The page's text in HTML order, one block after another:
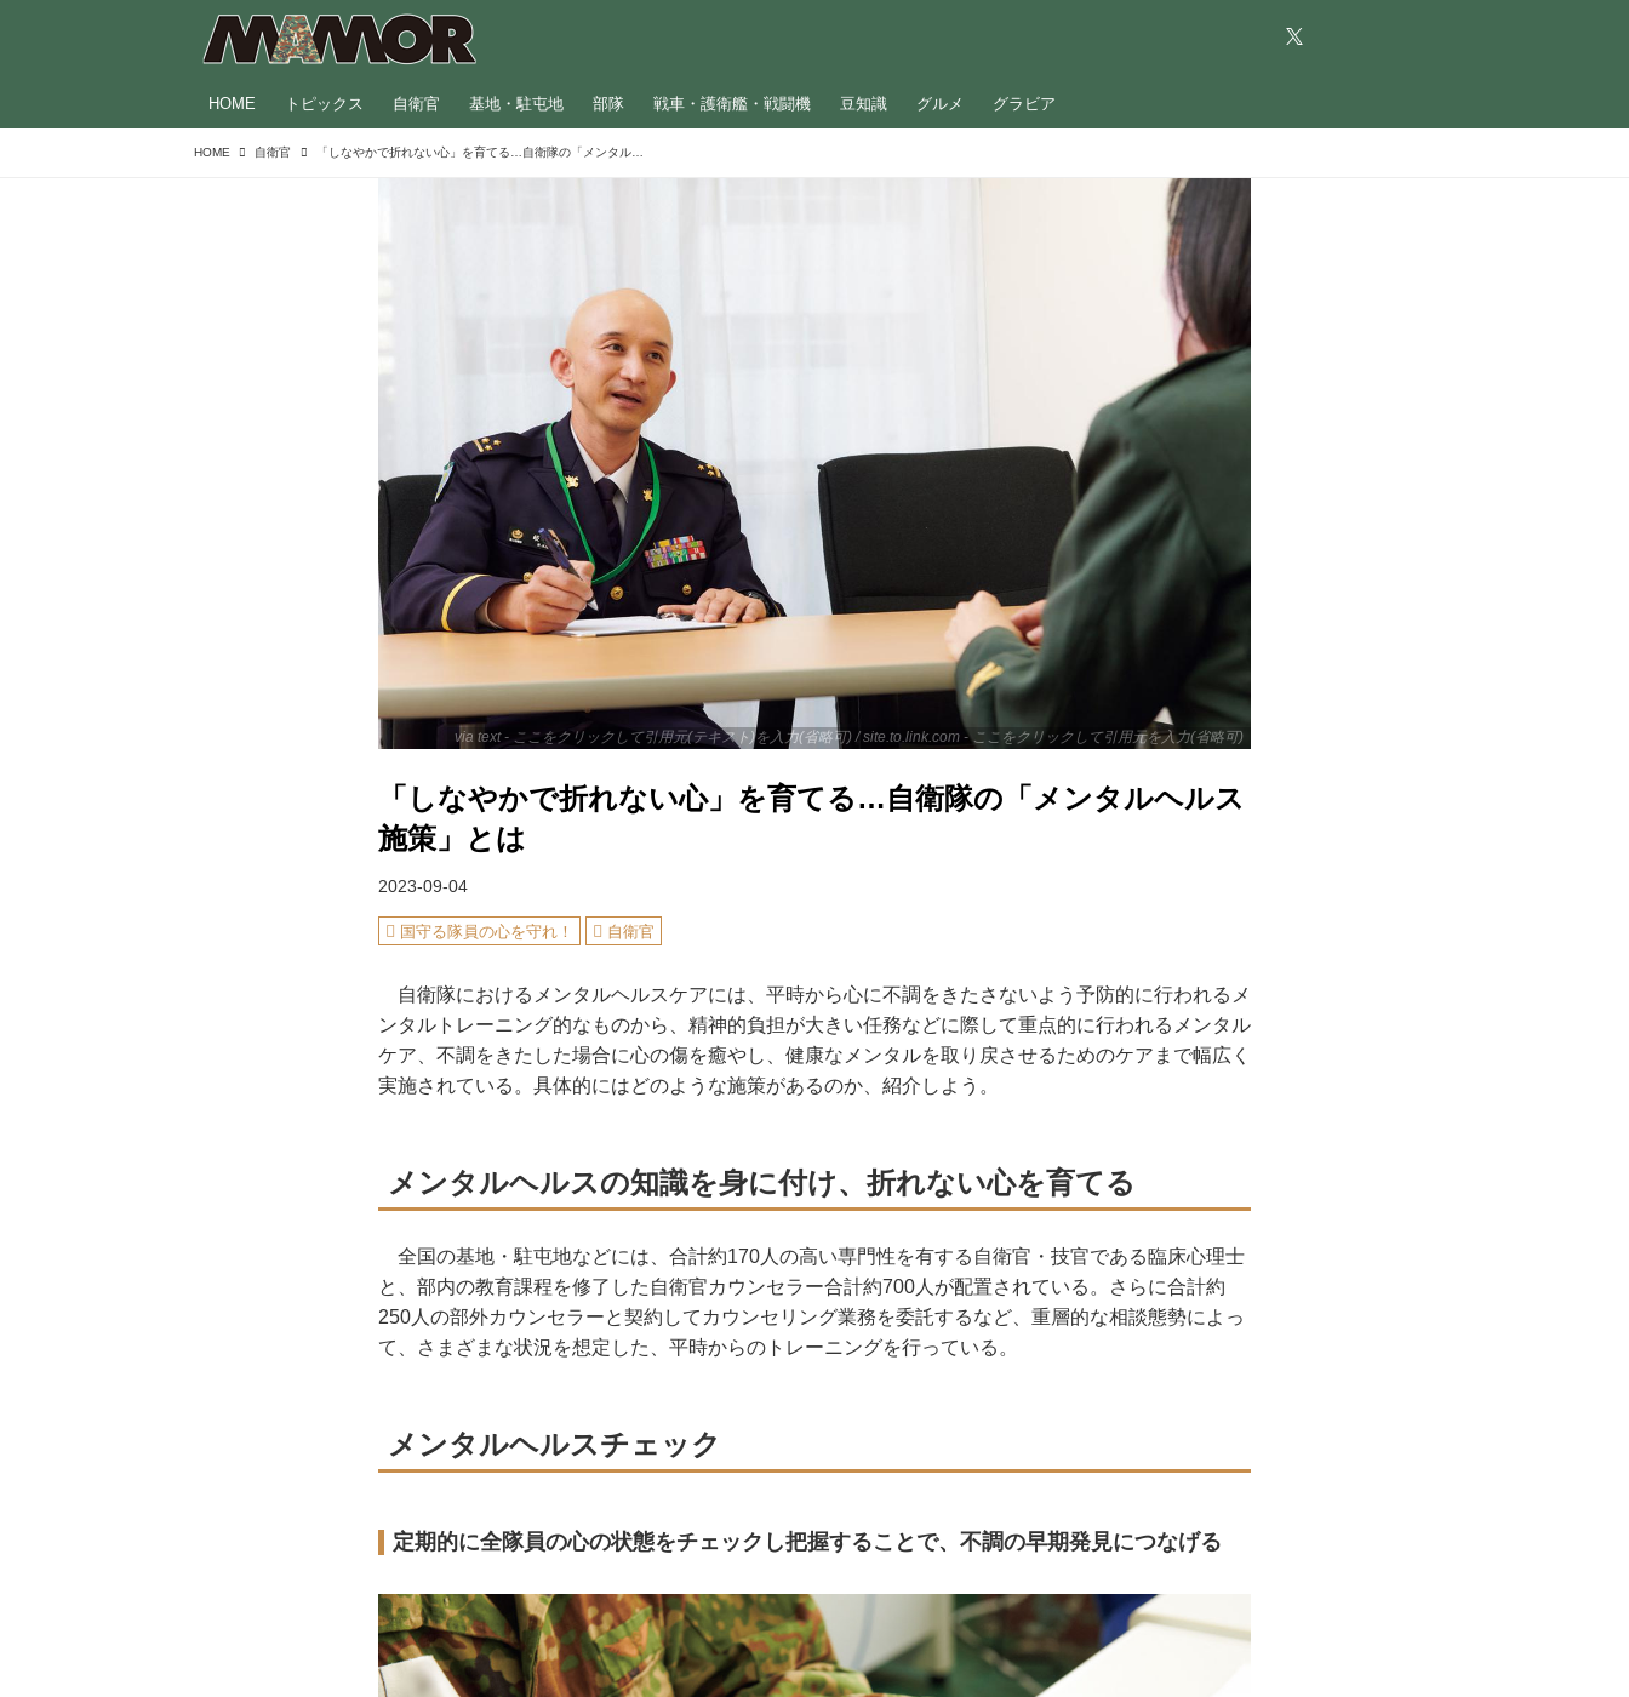
HOME トピックス 自衛官 基地・駐屯地 部隊 戦車・護衛艦・戦闘機 豆知識 グルメ グラビア
HOME 自衛官 「しなやかで折れない心」を育てる…自衛隊の「メンタルヘルス施策」とは
via text - ここをクリックして引用元(テキスト)を入力(省略可) / site.to.link.com - ここをクリックして引用元を入力(省略可)
「しなやかで折れない心」を育てる…自衛隊の「メンタルヘルス
施策」とは
2023-09-04
国守る隊員の心を守れ！ 自衛官
自衛隊におけるメンタルヘルスケアには、平時から心に不調をきたさないよう予防的に行われるメ
ンタルトレーニング的なものから、精神的負担が大きい任務などに際して重点的に行われるメンタル
ケア、不調をきたした場合に心の傷を癒やし、健康なメンタルを取り戻させるためのケアまで幅広く
実施されている。具体的にはどのような施策があるのか、紹介しよう。
メンタルヘルスの知識を身に付け、折れない心を育てる
全国の基地・駐屯地などには、合計約170人の高い専門性を有する自衛官・技官である臨床心理士
と、部内の教育課程を修了した自衛官カウンセラー合計約700人が配置されている。さらに合計約
250人の部外カウンセラーと契約してカウンセリング業務を委託するなど、重層的な相談態勢によっ
て、さまざまな状況を想定した、平時からのトレーニングを行っている。
メンタルヘルスチェック
定期的に全隊員の心の状態をチェックし把握することで、不調の早期発見につなげる